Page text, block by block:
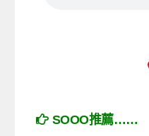
SOOO推薦……